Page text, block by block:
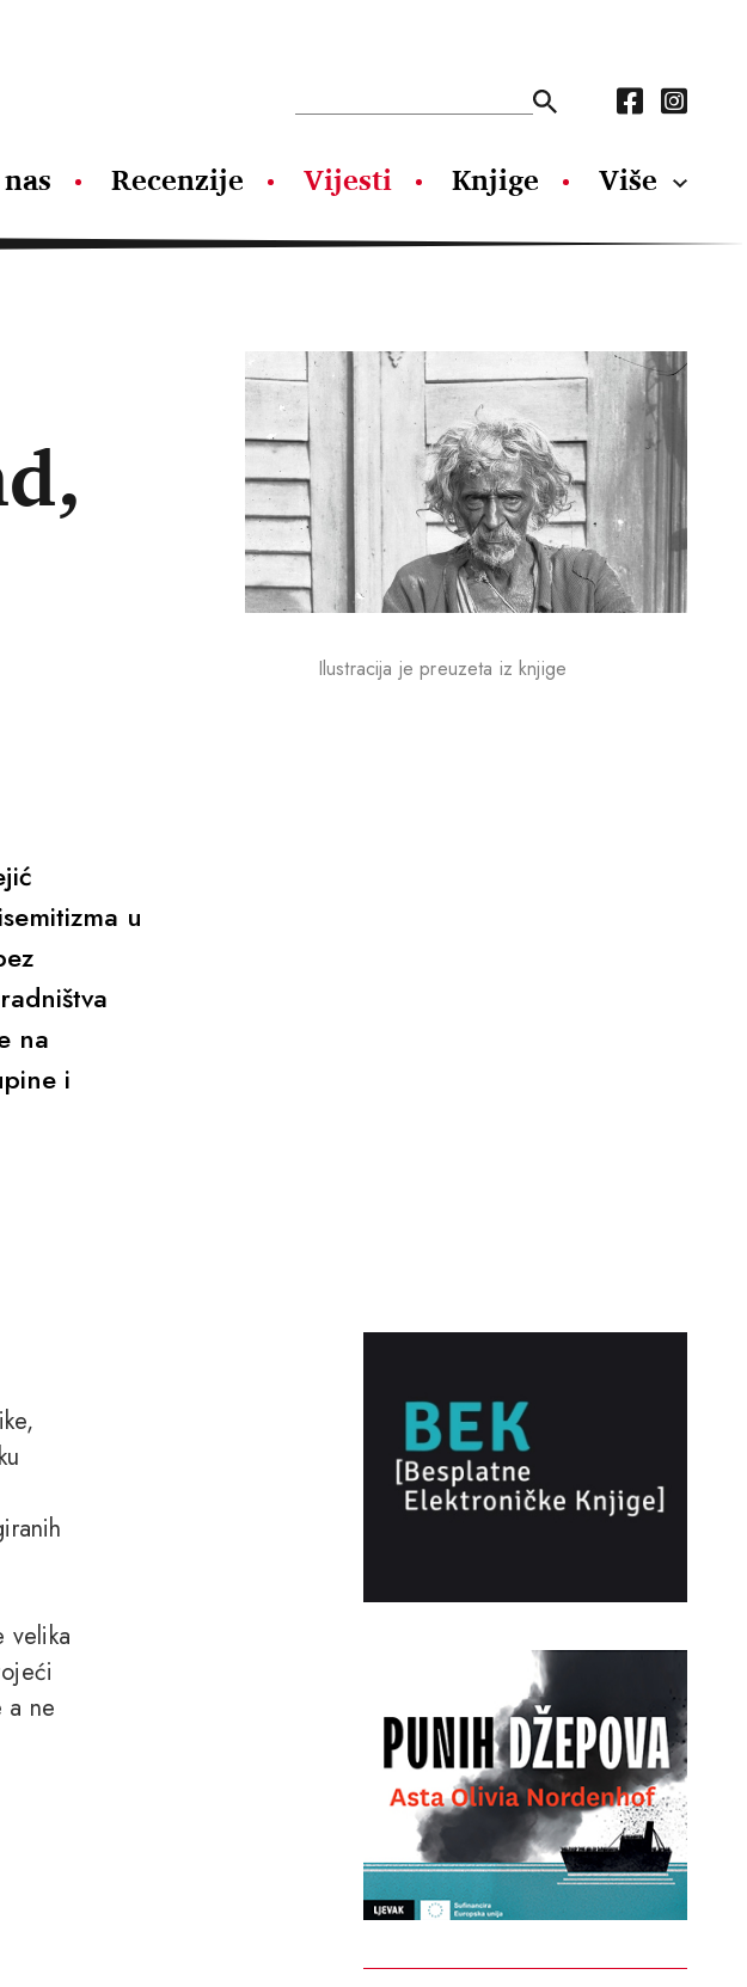
Recenzije Vijesti Knjige Više
u
na
i
Ilustracija je preuzeta iz knjige
velika
a ne